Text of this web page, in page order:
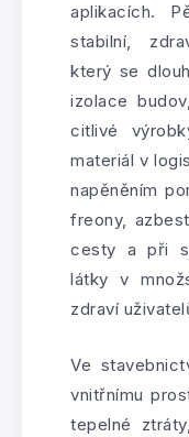
aplikacích.
stabilní,
který se
izolace
citlivé
materiál v
napěněním
freony,
cesty a při
látky v
zdraví
Ve
vnitřnímu
tepelné